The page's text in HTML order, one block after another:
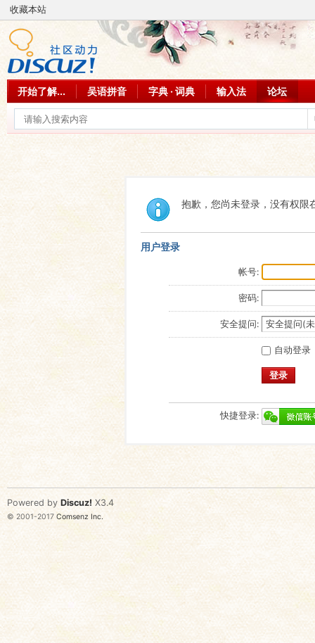
收藏本站
开始了解... 吴语拼音 字典 · 词典 输入法 论坛
抱歉，您尚未登录，没有权限
用户登录
帐号:
密码:
安全提问:
自动登录
登录
快捷登录:
Powered by Discuz! X3.4
© 2001-2017 Comsenz Inc.